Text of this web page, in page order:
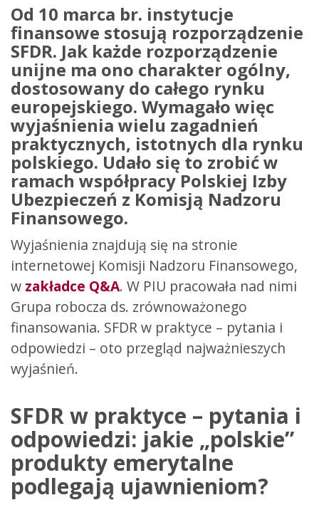
Od 10 marca br. instytucje
finansowe stosują rozporządzenie
SFDR. Jak każde rozporządzenie
unijne ma ono charakter ogólny,
dostosowany do całego rynku
europejskiego. Wymagało więc
wyjaśnienia wielu zagadnień
praktycznych, istotnych dla rynku
polskiego. Udało się to zrobić w
ramach współpracy Polskiej Izby
Ubezpieczeń z Komisją Nadzoru
Finansowego.
Wyjaśnienia znajdują się na stronie
internetowej Komisji Nadzoru Finansowego,
w zakładce Q&A. W PIU pracowała nad nimi
Grupa robocza ds. zrównoważonego
finansowania. SFDR w praktyce – pytania i
odpowiedzi – oto przegląd najważnieszych
wyjaśnień.
SFDR w praktyce – pytania i
odpowiedzi: jakie „polskie”
produkty emerytalne
podlegają ujawnieniom?